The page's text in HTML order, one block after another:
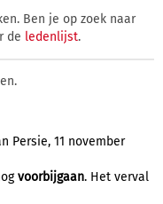
Ben je op zoek naar
de ledenlijst.
Persie, 11 november
voorbijgaan. Het verval